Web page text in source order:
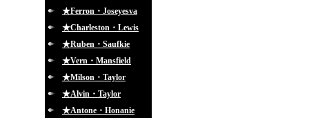
★Ferron・Joseyesva
★Charleston・Lewis
★Ruben・Saufkie
★Vern・Mansfield
★Milson・Taylor
★Alvin・Taylor
★Antone・Honanie